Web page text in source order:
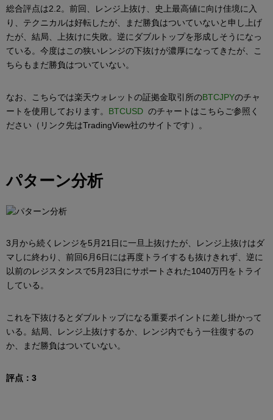
総合評点は2.2。前回、レンジ上抜け、史上最高値に向け佳境に入
り、テクニカルは好転したが、まだ勝負はついていないと申し上げ
たが、結局、上抜けに失敗。逆にダブルトップを形成しそうになっ
ている。今度はこの狭いレンジの下抜けが濃厚になってきたが、こ
ちらもまだ勝負はついていない。
なお、こちらでは楽天ウォレットの証拠金取引所のBTCJPYのチャ
ートを使用しております。 BTCUSD のチャートはこちらご参照く
ださい（リンク先はTradingView社のサイトです）。
パターン分析
3月から続くレンジを5月21日に一旦上抜けたが、レンジ上抜けはダ
マしに終わり、前回6月6日には再度トライするも抜けきれず、逆に
以前のレジスタンスで5月23日にサポートされた1040万円をトライ
している。
これを下抜けるとダブルトップになる重要ポイントに差し掛かって
いる。結局、レンジ上抜けするか、レンジ内でもう一往復するの
か、まだ勝負はついていない。
評点：3